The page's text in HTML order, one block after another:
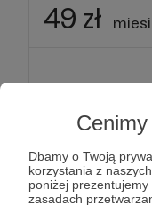
Dbamy o Twoją
korzystania z
poniżej
zasadach
49 zł
Patroni: 0
50 zł